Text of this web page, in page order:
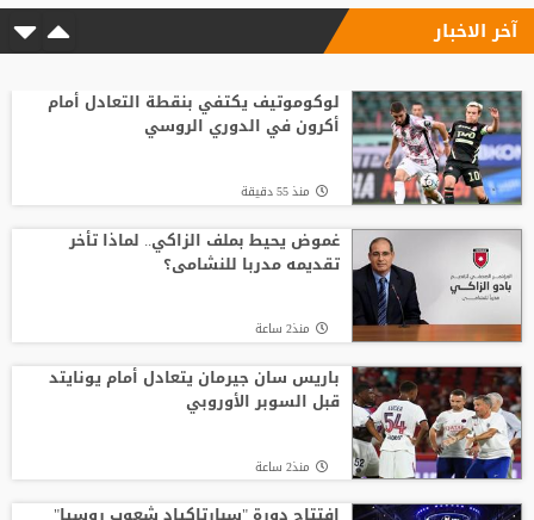
حكم الفيديو المساعد لأول مرة
الاتحاد يواصل صدارة الدوري النسوي تحت 14
افتتاح دورة "سبارتاكياد شعوب روسيا" 2026
في يكاترينبورغ
آخر الاخبار
لوكوموتيف يكتفي بنقطة التعادل أمام
أكرون في الدوري الروسي
منذ 55 دقيقة
غموض يحيط بملف الزاكي.. لماذا تأخر
تقديمه مدربا للنشامى؟
منذ2 ساعة
باريس سان جيرمان يتعادل أمام يونايتد
قبل السوبر الأوروبي
منذ2 ساعة